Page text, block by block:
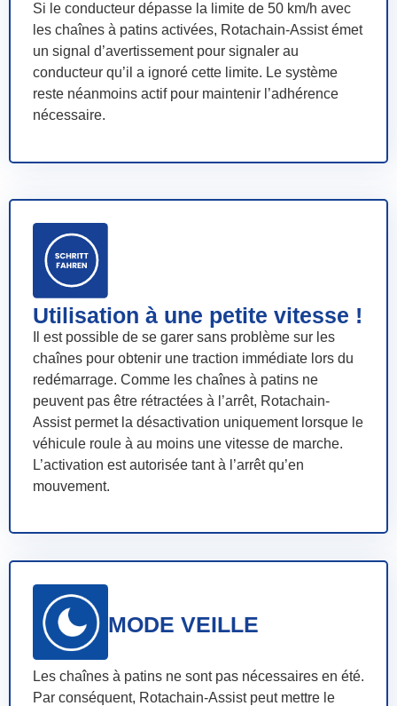
Si le conducteur dépasse la limite de 50 km/h avec
les chaînes à patins activées, Rotachain-Assist émet
un signal d’avertissement pour signaler au
conducteur qu’il a ignoré cette limite. Le système
reste néanmoins actif pour maintenir l’adhérence
nécessaire.
Utilisation à une petite vitesse !
Il est possible de se garer sans problème sur les
chaînes pour obtenir une traction immédiate lors du
redémarrage. Comme les chaînes à patins ne
peuvent pas être rétractées à l’arrêt, Rotachain-
Assist permet la désactivation uniquement lorsque le
véhicule roule à au moins une vitesse de marche.
L’activation est autorisée tant à l’arrêt qu’en
mouvement.
MODE VEILLE
Les chaînes à patins ne sont pas nécessaires en été.
Par conséquent, Rotachain-Assist peut mettre le